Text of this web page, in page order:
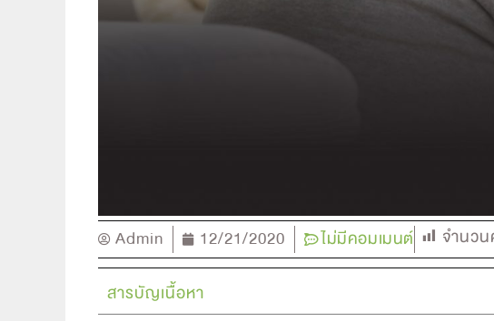
Admin 12/21/2020 ไม่มีคอมเมนต์ จำนว
สารบัญเนื้อหา